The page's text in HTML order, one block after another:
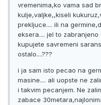
vremenima,ko vama sad
kulje,valjke,,kiseli
prekljuce.... ili na
eksera.... jel to
kupujete savremeni
ostalo....???
i ja sam isto pecao na
masine.... ali uopste ne
i takvim pecanjem. Ne
zabace